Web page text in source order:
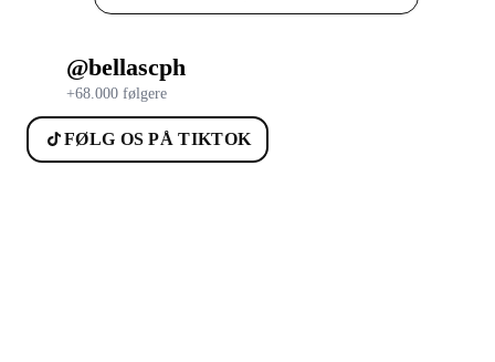
@bellascph
+68.000 følgere
FØLG OS PÅ TIKTOK